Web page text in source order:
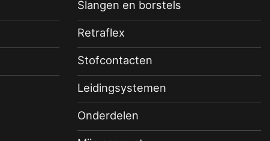
Slangen en borstels
Retraflex
Stofcontacten
Leidingsystemen
Onderdelen